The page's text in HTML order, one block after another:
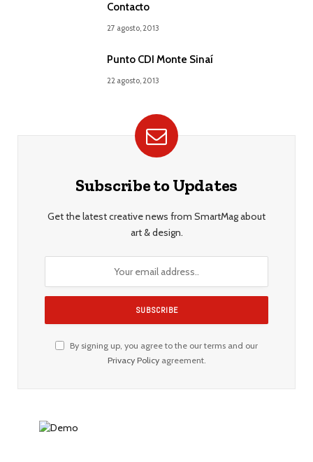
Contacto
27 agosto, 2013
Punto CDI Monte Sinaí
22 agosto, 2013
Subscribe to Updates
Get the latest creative news from SmartMag about
art & design.
By signing up, you agree to the our terms and our
Privacy Policyagreement.